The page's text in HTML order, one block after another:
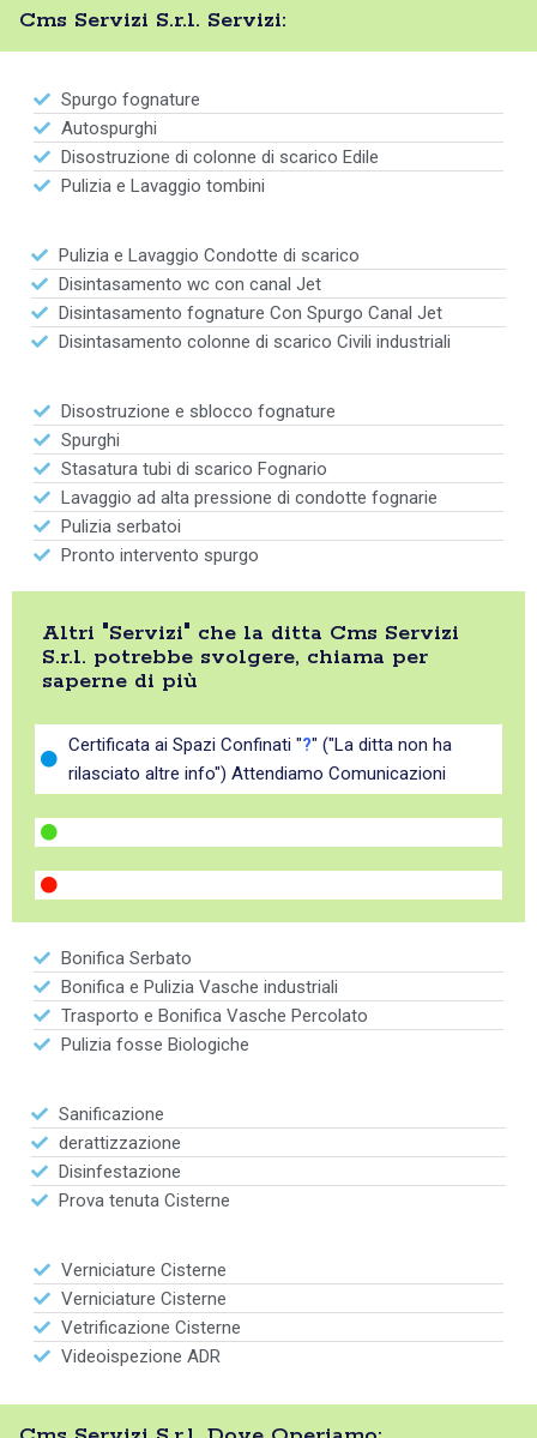
Cms Servizi S.r.l. Servizi:
Spurgo fognature
Autospurghi
Disostruzione di colonne di scarico Edile
Pulizia e Lavaggio tombini
Pulizia e Lavaggio Condotte di scarico
Disintasamento wc con canal Jet
Disintasamento fognature Con Spurgo Canal Jet
Disintasamento colonne di scarico Civili industriali
Disostruzione e sblocco fognature
Spurghi
Stasatura tubi di scarico Fognario
Lavaggio ad alta pressione di condotte fognarie
Pulizia serbatoi
Pronto intervento spurgo
Altri "Servizi" che la ditta Cms Servizi
S.r.l. potrebbe svolgere, chiama per
saperne di più
Certificata ai Spazi Confinati "?" ("La ditta non ha
rilasciato altre info") Attendiamo Comunicazioni
Bonifica Serbato
Bonifica e Pulizia Vasche industriali
Trasporto e Bonifica Vasche Percolato
Pulizia fosse Biologiche
Sanificazione
derattizzazione
Disinfestazione
Prova tenuta Cisterne
Verniciature Cisterne
Verniciature Cisterne
Vetrificazione Cisterne
Videoispezione ADR